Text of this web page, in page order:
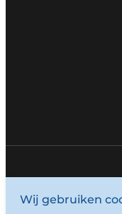
© 1987
Wij gebruiken